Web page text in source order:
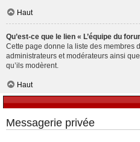
Haut
Qu’est-ce que le lien « L’équipe du
Cette page donne la liste des membres
administrateurs et modérateurs ainsi
qu’ils modèrent.
Haut
Messagerie privée